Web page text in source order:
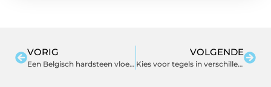
VORIG
Een Belgisch hardsteen vloer als echte eyecatcher
VOLGENDE
Kies voor tegels in verschillende stijlen in ’s-Hertogenbosch